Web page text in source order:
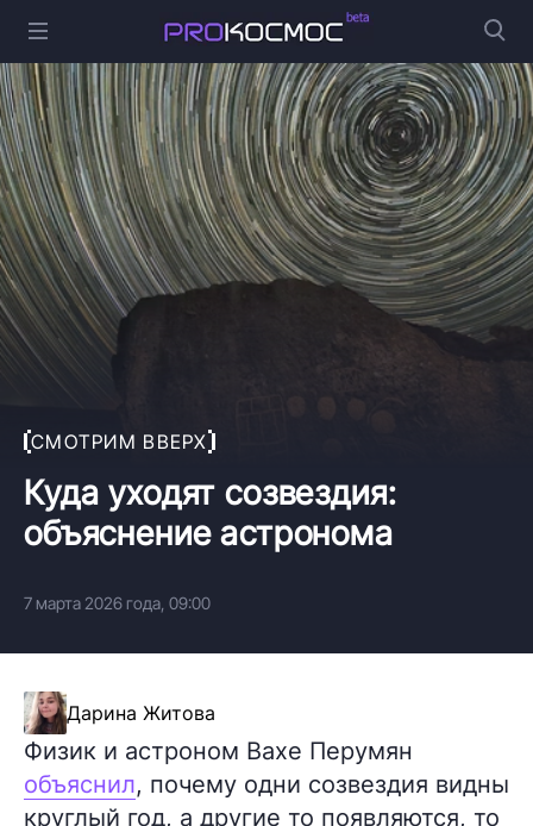
СМОТРИМ ВВЕРХ
Куда уходят созвездия:
объяснение астронома
7 марта 2026 года, 09:00
Дарина Житова
Физик и астроном Вахе Перумян
объяснил, почему одни созвездия видны
круглый год, а другие то появляются, то